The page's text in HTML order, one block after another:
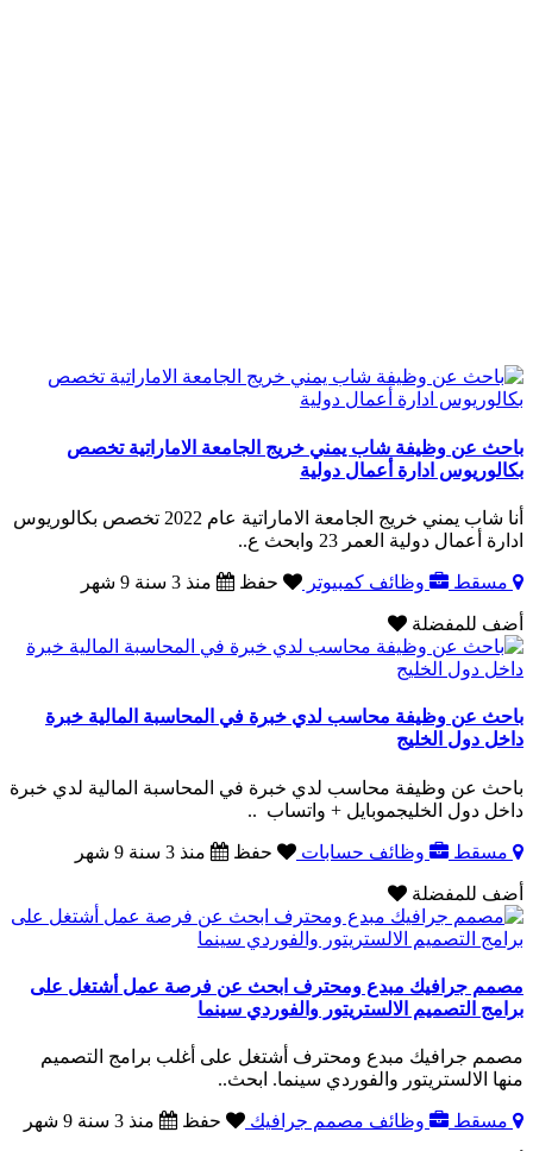
باحث عن وظيفة شاب يمني خريج الجامعة الاماراتية تخصص
بكالوريوس ادارة أعمال دولية
أنا شاب يمني خريج الجامعة الاماراتية عام 2022 تخصص بكالوريوس
ادارة أعمال دولية العمر 23 وابحث ع..
مسقط وظائف كمبيوتر حفظ منذ 3 سنة 9 شهر
أضف للمفضلة
باحث عن وظيفة محاسب لدي خبرة في المحاسبة المالية خبرة
داخل دول الخليج
باحث عن وظيفة محاسب لدي خبرة في المحاسبة المالية لدي خبرة
داخل دول الخليجموبايل + واتساب ..
مسقط وظائف حسابات حفظ منذ 3 سنة 9 شهر
أضف للمفضلة
مصمم جرافيك مبدع ومحترف ابحث عن فرصة عمل أشتغل على
برامج التصميم الالستريتور والفوردي سينما
مصمم جرافيك مبدع ومحترف أشتغل على أغلب برامج التصميم
منها الالستريتور والفوردي سينما. ابحث..
مسقط وظائف مصمم جرافيك حفظ منذ 3 سنة 9 شهر